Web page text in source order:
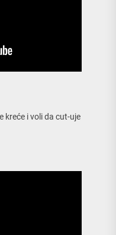
kreće i voli da cut-uje